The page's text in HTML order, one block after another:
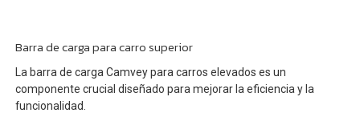
Barra de carga para carro superior
La barra de carga Camvey para carros elevados es un
componente crucial diseñado para mejorar la eficiencia y la
funcionalidad.